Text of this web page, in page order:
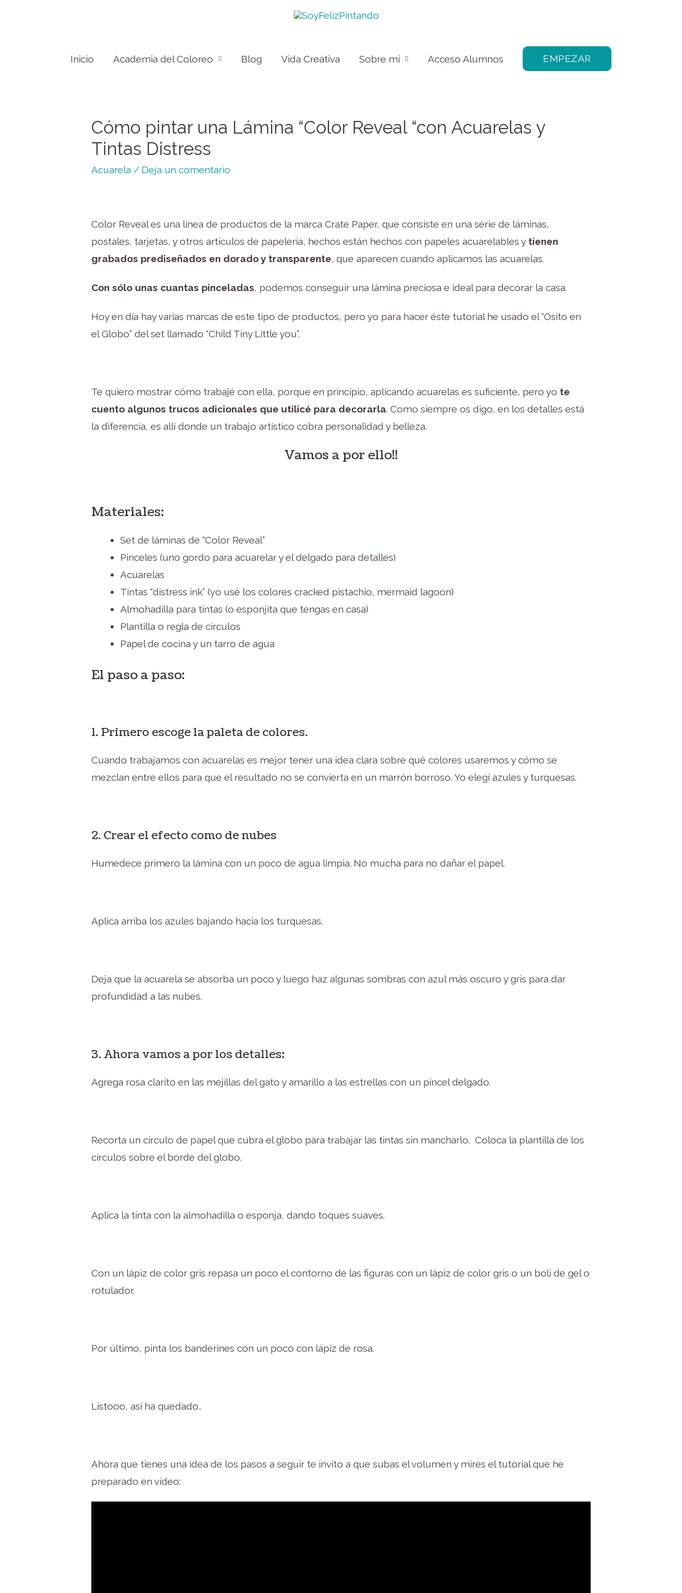
Inicio Academia del Coloreo Blog Vida Creativa Sobre mi Acceso Alumnos EMPEZAR
Cómo pintar una Lámina “Color Reveal “con Acuarelas y
Tintas Distress
Acuarela / Deja un comentario
Color Reveal es una línea de productos de la marca Crate Paper, que consiste en una serie de láminas,
postales, tarjetas, y otros artículos de papelería, hechos están hechos con papeles acuarelables y tienen
grabados prediseñados en dorado y transparente, que aparecen cuando aplicamos las acuarelas.
Con sólo unas cuantas pinceladas, podemos conseguir una lámina preciosa e ideal para decorar la casa.
Hoy en día hay varias marcas de este tipo de productos, pero yo para hacer éste tutorial he usado el “Osito en
el Globo” del set llamado “Child Tiny Little you”.
Te quiero mostrar cómo trabajé con ella, porque en principio, aplicando acuarelas es suficiente, pero yo te
cuento algunos trucos adicionales que utilicé para decorarla. Como siempre os digo, en los detalles está
la diferencia, es allí donde un trabajo artístico cobra personalidad y belleza.
Vamos a por ello!!
Materiales:
Set de láminas de “Color Reveal”
Pinceles (uno gordo para acuarelar y el delgado para detalles)
Acuarelas
Tintas “distress ink” (yo usé los colores cracked pistachio, mermaid lagoon)
Almohadilla para tintas (o esponjita que tengas en casa)
Plantilla o regla de círculos
Papel de cocina y un tarro de agua
El paso a paso:
1. Primero escoge la paleta de colores.
Cuando trabajamos con acuarelas es mejor tener una idea clara sobre qué colores usaremos y cómo se
mezclan entre ellos para que el resultado no se convierta en un marrón borroso. Yo elegí azules y turquesas.
2. Crear el efecto como de nubes
Humedece primero la lámina con un poco de agua limpia. No mucha para no dañar el papel.
Aplica arriba los azules bajando hacia los turquesas.
Deja que la acuarela se absorba un poco y luego haz algunas sombras con azul más oscuro y gris para dar
profundidad a las nubes.
3. Ahora vamos a por los detalles:
Agrega rosa clarito en las mejillas del gato y amarillo a las estrellas con un pincel delgado.
Recorta un círculo de papel que cubra el globo para trabajar las tintas sin mancharlo. Coloca la plantilla de los
círculos sobre el borde del globo.
Aplica la tinta con la almohadilla o esponja, dando toques suaves.
Con un lápiz de color gris repasa un poco el contorno de las figuras con un lápiz de color gris o un boli de gel o
rotulador.
Por último, pinta los banderines con un poco con lápiz de rosa.
Listooo, así ha quedado..
Ahora que tienes una idea de los pasos a seguir te invito a que subas el volumen y mires el tutorial que he
preparado en vídeo: